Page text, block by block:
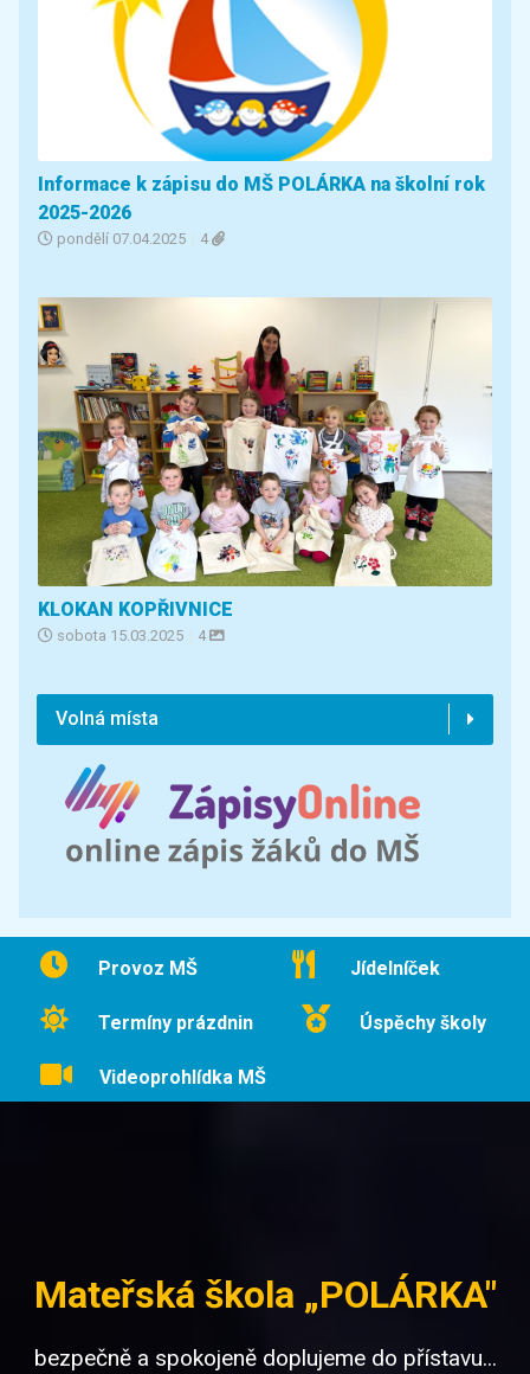
Informace k zápisu do MŠ POLÁRKA na školní rok
2025-2026
pondělí 07.04.2025 | 4
KLOKAN KOPŘIVNICE
sobota 15.03.2025 | 4
Volná místa
Provoz MŠ Jídelníček
Termíny prázdnin Úspěchy školy
Videoprohlídka MŠ
Mateřská škola „POLÁRKA"
bezpečně a spokojeně doplujeme do přístavu...